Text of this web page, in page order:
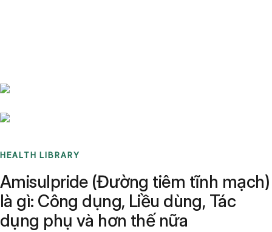
HEALTH LIBRARY
Amisulpride (Đường tiêm tĩnh mạch)
là gì: Công dụng, Liều dùng, Tác
dụng phụ và hơn thế nữa